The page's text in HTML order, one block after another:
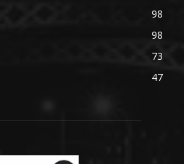
98
98
73
47